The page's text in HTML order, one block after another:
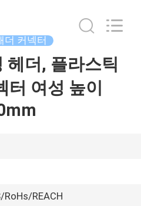
더 커넥터
헤더, 플라스틱
터 여성 높이
RoHs/REACH